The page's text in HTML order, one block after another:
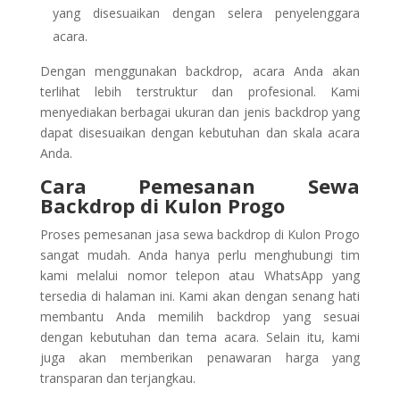
yang disesuaikan dengan selera penyelenggara
acara.
Dengan menggunakan backdrop, acara Anda akan
terlihat lebih terstruktur dan profesional. Kami
menyediakan berbagai ukuran dan jenis backdrop yang
dapat disesuaikan dengan kebutuhan dan skala acara
Anda.
Cara Pemesanan Sewa
Backdrop di Kulon Progo
Proses pemesanan jasa sewa backdrop di Kulon Progo
sangat mudah. Anda hanya perlu menghubungi tim
kami melalui nomor telepon atau WhatsApp yang
tersedia di halaman ini. Kami akan dengan senang hati
membantu Anda memilih backdrop yang sesuai
dengan kebutuhan dan tema acara. Selain itu, kami
juga akan memberikan penawaran harga yang
transparan dan terjangkau.